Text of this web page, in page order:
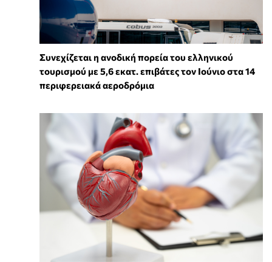
Συνεχίζεται η ανοδική πορεία του ελληνικού
τουρισμού με 5,6 εκατ. επιβάτες τον Ιούνιο στα 14
περιφερειακά αεροδρόμια